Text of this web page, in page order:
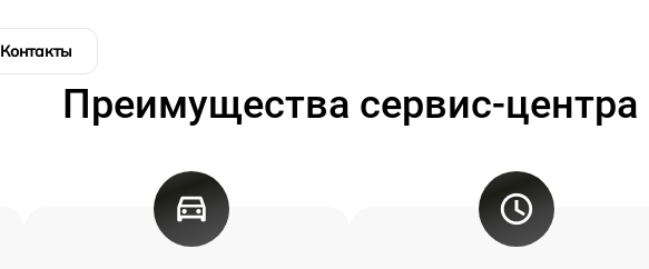
Контакты
Преимущества сервис-центра